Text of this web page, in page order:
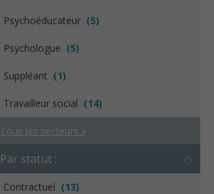
Psychoéducateur (5)
Psychologue (5)
Suppléant (1)
Travailleur social (14)
Tous les secteurs »
Par statut :
Contractuel (13)